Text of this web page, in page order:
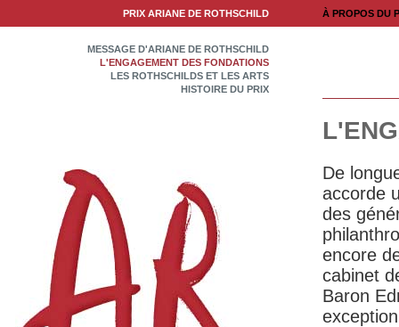
PRIX ARIANE DE ROTHSCHILD À PROPOS DU
MESSAGE D'ARIANE DE ROTHSCHILD
L'ENGAGEMENT DES FONDATIONS
LES ROTHSCHILDS ET LES ARTS
HISTOIRE DU PRIX
De
accorde
des
encore
cabinet
Baron